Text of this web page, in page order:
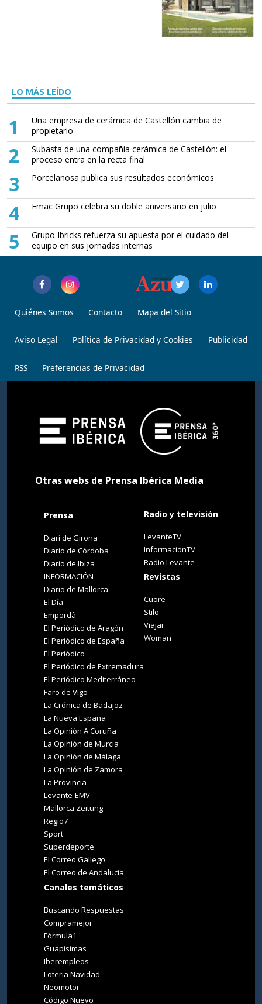
LO MÁS LEÍDO
1
Una empresa de cerámica de Castellón cambia de
propietario
2
Subasta de una compañía cerámica de Castellón: el
proceso entra en la recta final
3 Porcelanosa publica sus resultados económicos
4 Emac Grupo celebra su doble aniversario en julio
5
Grupo Ibricks refuerza su apuesta por el cuidado del
equipo en sus jornadas internas
Quiénes Somos Contacto Mapa del Sitio
Aviso Legal Política de Privacidad y Cookies Publicidad
RSS Preferencias de Privacidad
Otras webs de Prensa Ibérica Media
Prensa
Diari de Girona
Diario de Córdoba
Diario de Ibiza
INFORMACIÓN
Diario de Mallorca
El Día
Empordà
El Periódico de Aragón
El Periódico de España
El Periódico
El Periódico de Extremadura
El Periódico Mediterráneo
Faro de Vigo
La Crónica de Badajoz
La Nueva España
La Opinión A Coruña
La Opinión de Murcia
La Opinión de Málaga
La Opinión de Zamora
La Provincia
Levante-EMV
Mallorca Zeitung
Regio7
Sport
Superdeporte
El Correo Gallego
El Correo de Andalucia
Canales temáticos
Buscando Respuestas
Compramejor
Fórmula1
Guapisimas
Iberempleos
Loteria Navidad
Neomotor
Código Nuevo
Radio y televisión
LevanteTV
InformacionTV
Radio Levante
Revistas
Cuore
Stilo
Viajar
Woman